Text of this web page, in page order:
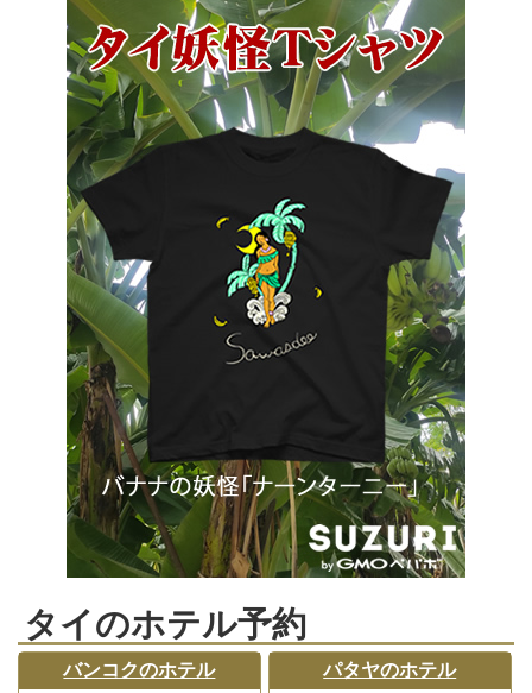
タイのホテル予約
バンコクのホテル パタヤのホテル